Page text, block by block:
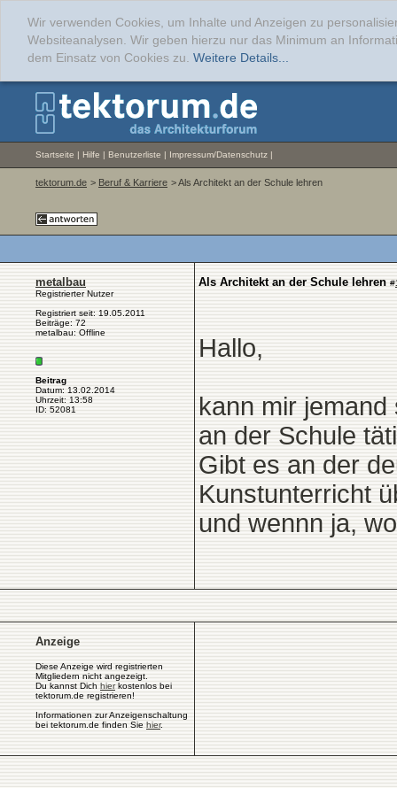
Wir verwenden Cookies, um Inhalte und Anzeigen zu
Websiteanalysen. Wir geben hierzu nur das Minimum an
dem Einsatz von Cookies zu. Weitere Details...
Startseite | Hilfe | Benutzerliste | Impressum/Datenschutz |
tektorum.de > Beruf & Karriere > Als Architekt an der Schule lehren
metalbau
Registrierter Nutzer
Registriert seit: 19.05.2011
Beiträge: 72
metalbau: Offline
Beitrag
Datum: 13.02.2014
Uhrzeit: 13:58
ID: 52081
Als Architekt an der Schule lehren #
Hallo,
kann mir
an der Schule
Gibt es an der
Kunstunterricht
und wennn ja,
Anzeige
Diese Anzeige wird registrierten
Mitgliedern nicht angezeigt.
Du kannst Dich hierkostenlos bei
tektorum.de registrieren!
Informationen zur Anzeigenschaltung
bei tektorum.de finden Sie hier.